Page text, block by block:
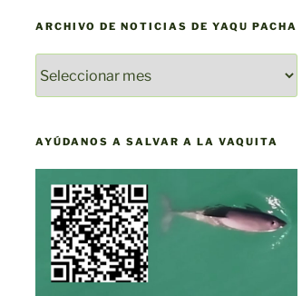
ARCHIVO DE NOTICIAS DE YAQU PACHA
DE
NOTICIAS
YAQU
AYÚDANOS A SALVAR A LA VAQUITA